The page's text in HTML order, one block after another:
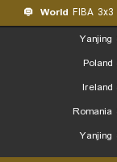
World FIBA
Yanjing
Ireland
Romania
Yanjing